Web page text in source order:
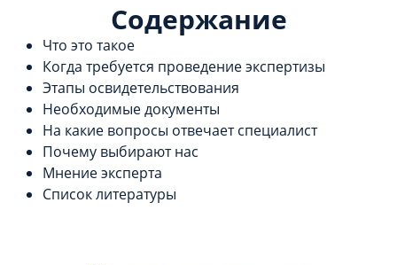
Содержание
Что это такое
Когда требуется проведение экспертизы
Этапы освидетельствования
Необходимые документы
На какие вопросы отвечает специалист
Почему выбирают нас
Мнение эксперта
Список литературы